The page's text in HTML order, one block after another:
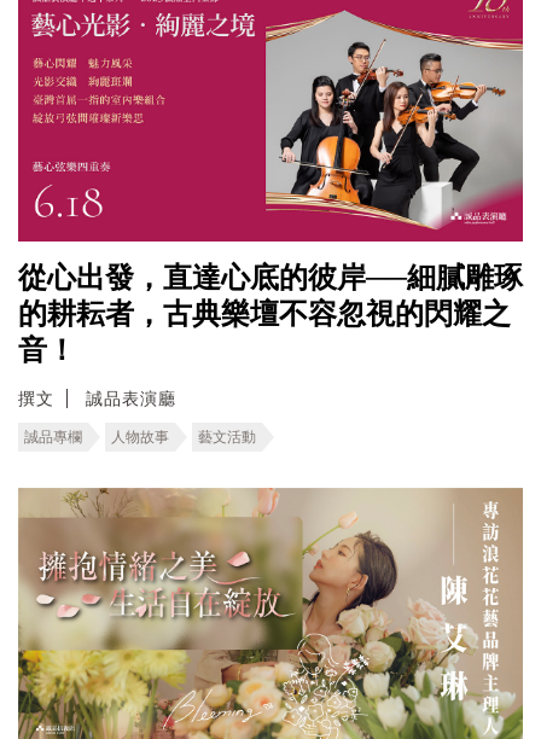
從心出發，直達心底的彼岸──細膩雕琢
的耕耘者，古典樂壇不容忽視的閃耀之
音！
撰文 誠品表演廳
誠品專欄 人物故事 藝文活動